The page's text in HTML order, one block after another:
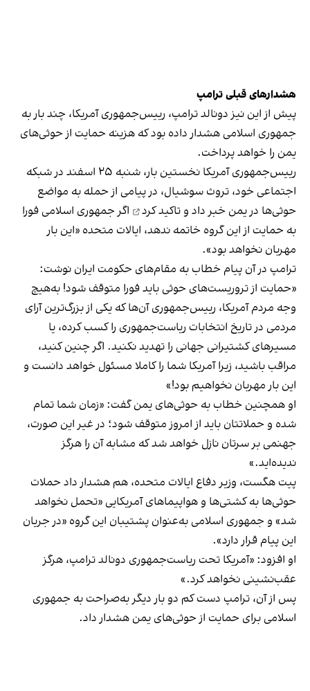
هشدارهای قبلی ترامپ
پیش از این نیز دونالد ترامپ، رییس‌جمهوری آمریکا، چند بار به
جمهوری اسلامی هشدار داده بود که هزینه حمایت از حوثی‌های
یمن را خواهد پرداخت.
رییس‌جمهوری آمریکا نخستین بار، شنبه ۲۵ اسفند در شبکه
اجتماعی خود، تروث سوشیال، در پیامی از حمله به مواضع
حوثی‌ها در یمن خبر داد و تاکید کرد
اگر جمهوری اسلامی فورا
به حمایت از این گروه خاتمه ندهد، ایالات متحده «این بار
مهربان نخواهد بود».
ترامپ در آن پیام خطاب به مقام‌های حکومت ایران نوشت:
«حمایت از تروریست‌های حوثی باید فورا متوقف شود! به‌هیچ
وجه مردم آمریکا، رییس‌جمهوری آن‌ها که یکی از بزرگ‌ترین آرای
مردمی در تاریخ انتخابات ریاست‌جمهوری را کسب کرده، یا
مسیرهای کشتیرانی جهانی را تهدید نکنید. اگر چنین کنید،
مراقب باشید، زیرا آمریکا شما را کاملا مسئول خواهد دانست و
این بار مهربان نخواهیم بود!»
او همچنین خطاب به حوثی‌های یمن گفت: «زمان شما تمام
شده و حملاتتان باید از امروز متوقف شود؛ در غیر این صورت،
جهنمی بر سرتان نازل خواهد شد که مشابه آن را هرگز
ندیده‌اید.»
پیت هگست، وزیر دفاع ایالات متحده، هم هشدار داد حملات
حوثی‌ها به کشتی‌ها و هواپیما‌های آمریکایی «تحمل نخواهد
شد» و جمهوری اسلامی به‌عنوان پشتیبان این گروه «در جریان
این پیام قرار دارد».
او افزود: «آمریکا تحت ریاست‌جمهوری دونالد ترامپ، هرگز
عقب‌نشینی نخواهد کرد.»
پس از آن، ترامپ دست کم دو بار دیگر به‌صراحت به جمهوری
اسلامی برای حمایت از حوثی‌های یمن هشدار داد.